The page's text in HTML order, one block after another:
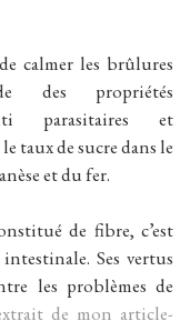
calmer les brûlures
des propriétés
parasitaires et
taux de sucre dans le
et du fer.
de fibre, c’est
Ses vertus
les problèmes de
de mon article-